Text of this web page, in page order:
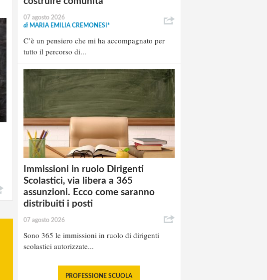
07 agosto 2026
di MARIA EMILIA CREMONESI*
C’è un pensiero che mi ha accompagnato per
tutto il percorso di...
Immissioni in ruolo Dirigenti
Scolastici, via libera a 365
assunzioni. Ecco come saranno
distribuiti i posti
07 agosto 2026
Sono 365 le immissioni in ruolo di dirigenti
scolastici autorizzate...
PROFESSIONE SCUOLA